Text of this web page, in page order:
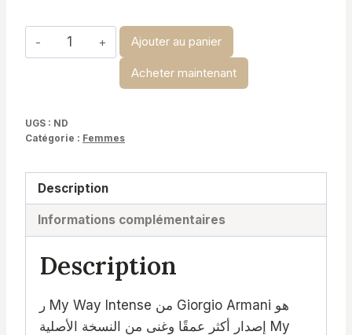
quantité
de
Intense
Ajouter au panier
Acheter maintenant
UGS : ND
Catégorie : Femmes
Description
Informations complémentaires
Description
ر My Way Intense من Giorgio Armani هو
إصدار أكثر عمقًا وغنى من النسخة الأصلية My